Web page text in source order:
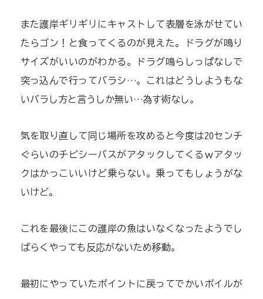
また護岸ギリギリにキャストして表層を泳がせてい
たらゴン！と食ってくるのが見えた。ドラグが鳴り
サイズがいいのがわかる。ドラグ鳴らしっぱなしで
突っ込んで行ってバラシ…。これはどうしようもな
いバラし方と言うしか無い…為す術なし。
気を取り直して同じ場所を攻めると今度は20センチ
ぐらいのチビシーバスがアタックしてくるｗアタッ
クはかっこいいけど乗らない。乗ってもしょうがな
いけど。
これを最後にこの護岸の魚はいなくなったようでし
ばらくやっても反応がないため移動。
最初にやっていたポイントに戻ってでかいボイルが